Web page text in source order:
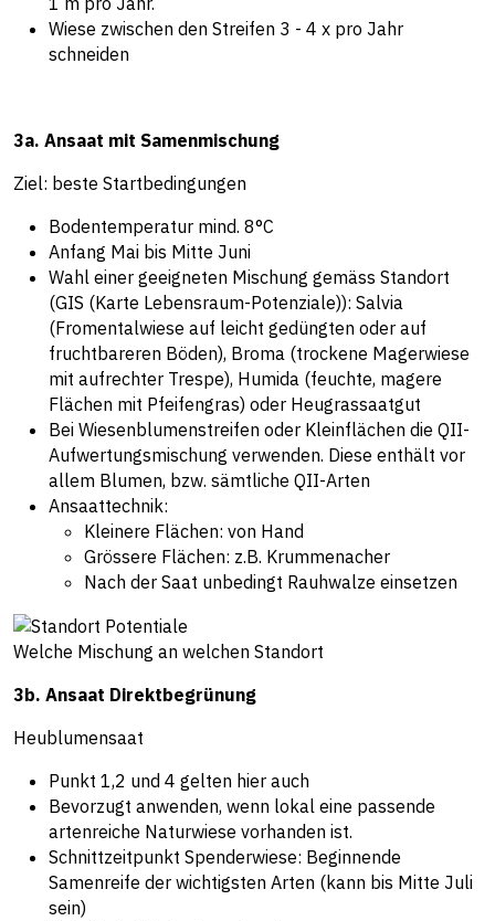
Wiese zwischen den Streifen 3 - 4 x pro Jahr
schneiden
3a. Ansaat mit Samenmischung
Ziel: beste Startbedingungen
Bodentemperatur mind. 8°C
Anfang Mai bis Mitte Juni
Wahl einer geeigneten Mischung gemäss Standort
(GIS (Karte Lebensraum-Potenziale)): Salvia
(Fromentalwiese auf leicht gedüngten oder auf
fruchtbareren Böden), Broma (trockene Magerwiese
mit aufrechter Trespe), Humida (feuchte, magere
Flächen mit Pfeifengras) oder Heugrassaatgut
Bei Wiesenblumenstreifen oder Kleinflächen die QII-
Aufwertungsmischung verwenden. Diese enthält vor
allem Blumen, bzw. sämtliche QII-Arten
Ansaattechnik:
Kleinere Flächen: von Hand
Grössere Flächen: z.B. Krummenacher
Nach der Saat unbedingt Rauhwalze einsetzen
Welche Mischung an welchen Standort
3b. Ansaat Direktbegrünung
Heublumensaat
Punkt 1,2 und 4 gelten hier auch
Bevorzugt anwenden, wenn lokal eine passende
artenreiche Naturwiese vorhanden ist.
Schnittzeitpunkt Spenderwiese: Beginnende
Samenreife der wichtigsten Arten (kann bis Mitte Juli
sein)